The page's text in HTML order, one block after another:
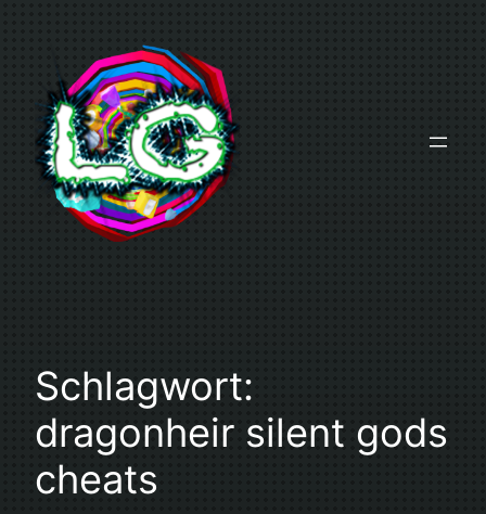
springen
Schlagwort:
dragonheir silent gods
cheats